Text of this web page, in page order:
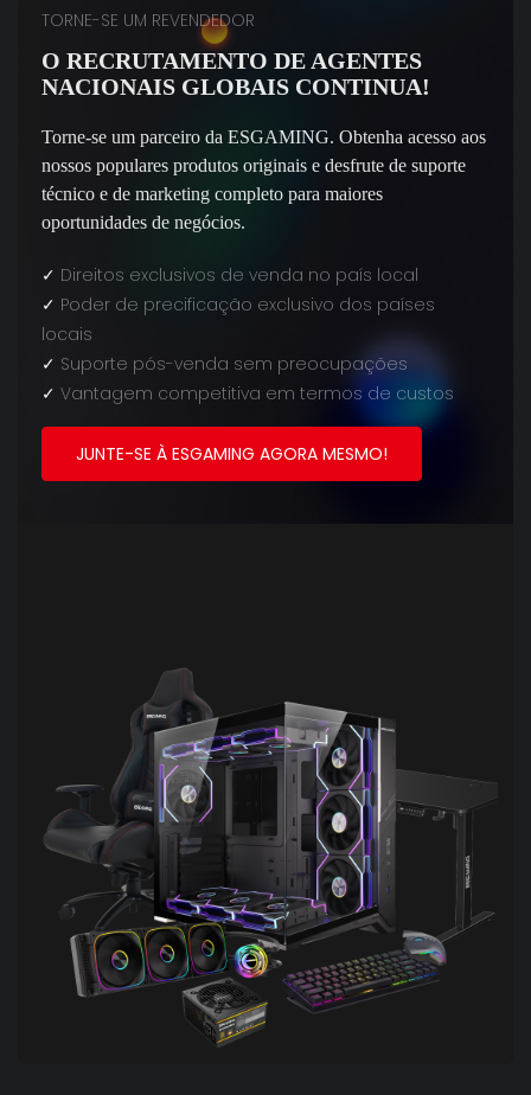
TORNE-SE UM REVENDEDOR
O RECRUTAMENTO DE AGENTES
NACIONAIS GLOBAIS CONTINUA!
Torne-se um parceiro da ESGAMING. Obtenha acesso aos
nossos populares produtos originais e desfrute de suporte
técnico e de marketing completo para maiores
oportunidades de negócios.
✓ Direitos exclusivos de venda no país local
✓ Poder de precificação exclusivo dos países
locais
✓ Suporte pós-venda sem preocupações
✓ Vantagem competitiva em termos de custos
JUNTE-SE À ESGAMING AGORA MESMO!